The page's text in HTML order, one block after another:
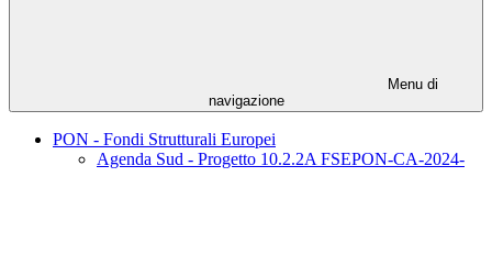
Menu di
navigazione
PON - Fondi Strutturali Europei
Agenda Sud - Progetto 10.2.2A FSEPON-CA-2024-